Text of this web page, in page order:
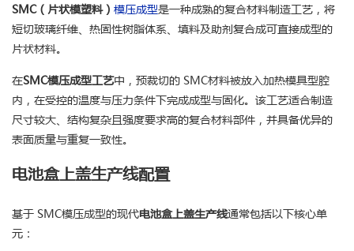
SMC（片状模塑料） 模压成型是一种成熟的复合材料制造工艺，将
短切玻璃纤维、热固性树脂体系、填料及助剂复合成可直接成型的
片状材料。
在SMC模压成型工艺中，预裁切的 SMC材料被放入加热模具型腔
内，在受控的温度与压力条件下完成成型与固化。该工艺适合制造
尺寸较大、结构复杂且强度要求高的复合材料部件，并具备优异的
表面质量与重复一致性。
电池盒上盖生产线配置
基于 SMC模压成型的现代电池盒上盖生产线通常包括以下核心单
元：